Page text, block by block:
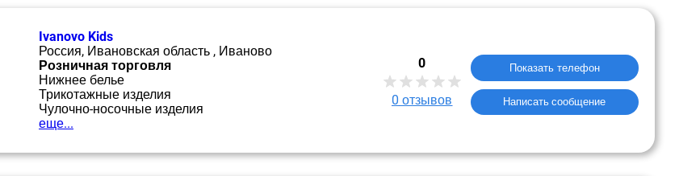
Ivanovo Kids
Россия, Ивановская область , Иваново
Розничная торговля
Нижнее белье
Трикотажные изделия
Чулочно-носочные изделия
еще...
0
0 отзывов
Показать телефон
Написать сообщение